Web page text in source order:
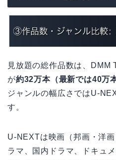
見放題の総作品数は、DMM
が約32万本（最新では40万
ジャンルの幅広さではU-
す。
U-NEXTは映画（邦画・洋
ラマ、国内ドラマ、ドキュ